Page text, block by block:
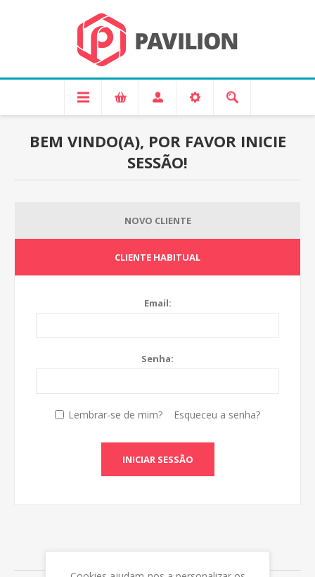
BEM VINDO(A), POR FAVOR INICIE
SESSÃO!
NOVO CLIENTE
CLIENTE HABITUAL
Email:
Senha:
Lembrar-se de mim? Esqueceu a senha?
INICIAR SESSÃO